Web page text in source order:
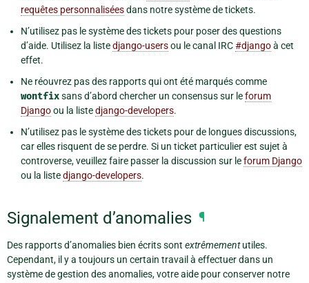
requêtes personnaliséesdans notre système de tickets.
N’utilisez pas le système des tickets pour poser des questions
d’aide. Utilisez la listedjango-usersou le canal IRC#djangoà cet
effet.
Ne réouvrez pas des rapports qui ont été marqués comme
wontfixsans d’abord chercher un consensus sur leforum
Djangoou la listedjango-developers.
N’utilisez pas le système des tickets pour de longues discussions,
car elles risquent de se perdre. Si un ticket particulier est sujet à
controverse, veuillez faire passer la discussion sur leforum Django
ou la listedjango-developers.
Signalement d’anomalies ¶
Des rapports d’anomalies bien écrits sont extrêmementutiles.
Cependant, il y a toujours un certain travail à effectuer dans un
système de gestion des anomalies, votre aide pour conserver notre